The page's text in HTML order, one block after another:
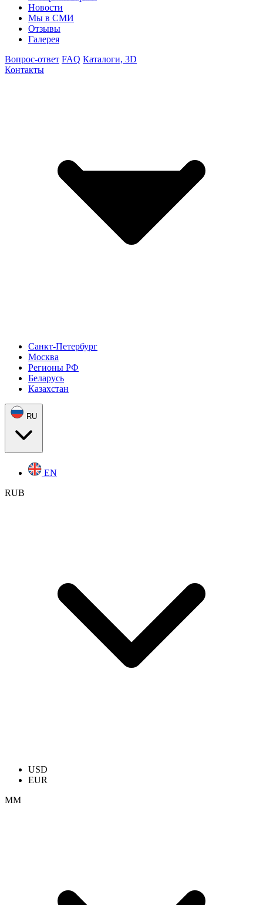
Новости
Мы в СМИ
Отзывы
Галерея
Вопрос-ответ FAQ Каталоги, 3D
Контакты
Санкт-Петербург
Москва
Регионы РФ
Беларусь
Казахстан
RU
EN
RUB
USD
EUR
ММ